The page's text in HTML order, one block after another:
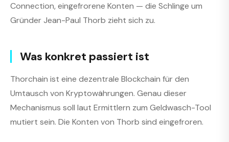
Connection, eingefrorene Konten — die Schlinge um
Gründer Jean-Paul Thorb zieht sich zu.
Was konkret passiert ist
Thorchain ist eine dezentrale Blockchain für den
Umtausch von Kryptowährungen. Genau dieser
Mechanismus soll laut Ermittlern zum Geldwasch-Tool
mutiert sein. Die Konten von Thorb sind eingefroren.